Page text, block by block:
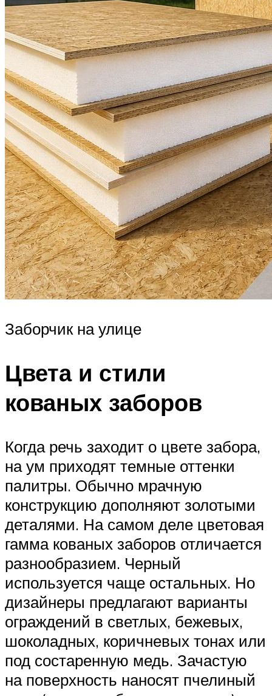
Заборчик на улице
Цвета и стили
кованых заборов
Когда речь заходит о цвете забора,
на ум приходят темные оттенки
палитры. Обычно мрачную
конструкцию дополняют золотыми
деталями. На самом деле цветовая
гамма кованых заборов отличается
разнообразием. Черный
используется чаще остальных. Но
дизайнеры предлагают варианты
ограждений в светлых, бежевых,
шоколадных, коричневых тонах или
под состаренную медь. Зачастую
на поверхность наносят пчелиный